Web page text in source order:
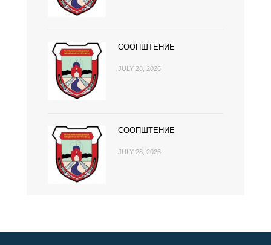
СООПШТЕНИЕ
JULY 28, 2026
СООПШТЕНИЕ
JULY 28, 2026